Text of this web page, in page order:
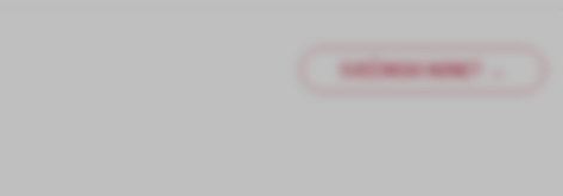
SVEČINSKI NONET →